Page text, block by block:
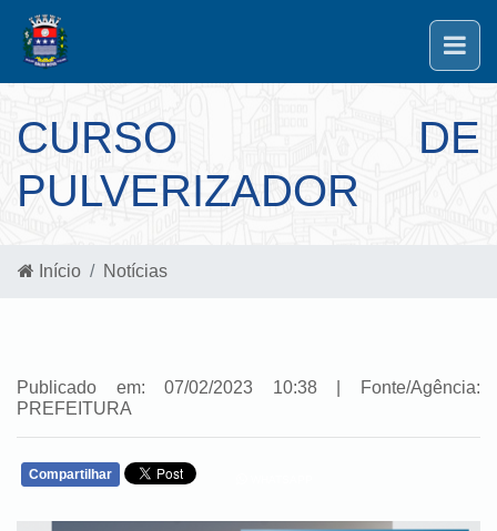
CURSO DE
PULVERIZADOR
Início Notícias
Publicado em: 07/02/2023 10:38 | Fonte/Agência:
PREFEITURA
Compartilhar